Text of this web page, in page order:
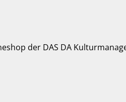
der DAS DA